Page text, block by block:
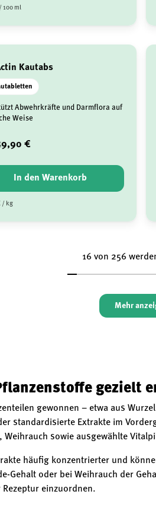
100 ml
Kautabs
Abwehrkräfte und Darmflora auf
Weise
9,90 €
In den Warenkorb
/ kg
16 von 256
Mehr
gezielt
gewonnen – etwa aus
standardisierte Extrakte im
sowie ausgewählte
häufig konzentrierter und
Gehalt oder bei Weihrauch der
einzuordnen.